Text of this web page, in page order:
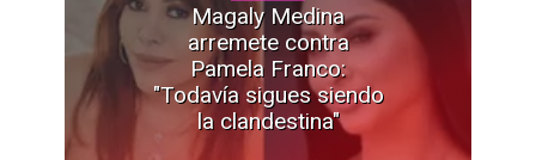
Magaly Medina
arremete contra
Pamela Franco:
"Todavía sigues siendo
la clandestina"